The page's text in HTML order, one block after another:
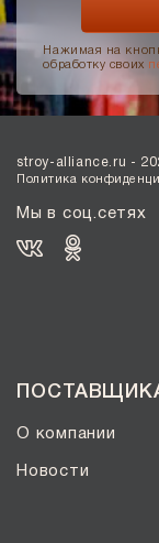
Нажимая на
обработку своих
stroy-alliance.ru -
Политика
Мы в соц.сетях
О компании
Новости